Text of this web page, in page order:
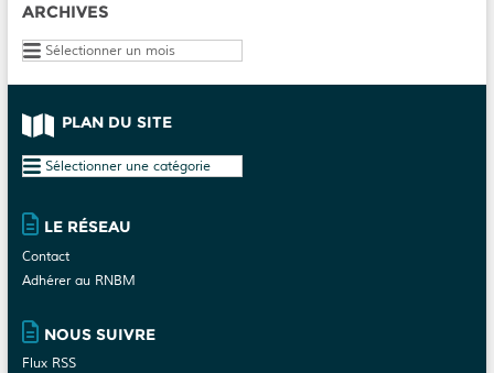
ARCHIVES
Archives
PLAN DU SITE
Plan
site
LE RÉSEAU
Contact
Adhérer au RNBM
NOUS SUIVRE
Flux RSS